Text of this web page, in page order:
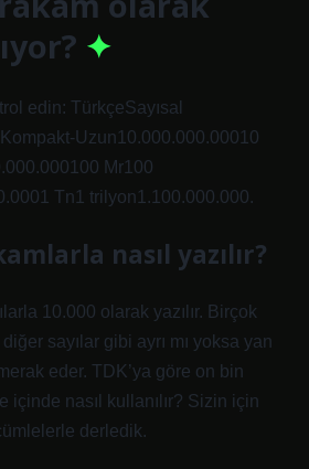
edin: TürkçeSayısal
Uzun10.000.000.00010
Mr100
Tn1 trilyon1.100.000.000.
nasıl yazılır?
10.000 olarak yazılır. Birçok
diğer sayılar gibi ayrı mı yoksa yan
merak eder. TDK’ya göre on bin
içinde nasıl kullanılır? Sizin için
derledik.